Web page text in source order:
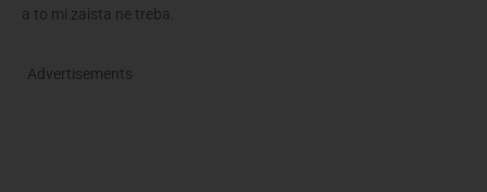
a to mi zaista ne treba.
Advertisements